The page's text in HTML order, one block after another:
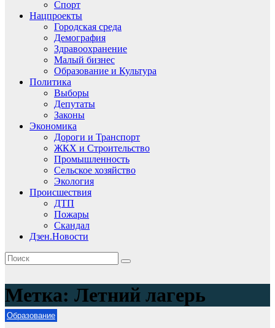
Спорт
Нацпроекты
Городская среда
Демография
Здравоохранение
Малый бизнес
Образование и Культура
Политика
Выборы
Депутаты
Законы
Экономика
Дороги и Транспорт
ЖКХ и Строительство
Промышленность
Сельское хозяйство
Экология
Происшествия
ДТП
Пожары
Скандал
Дзен.Новости
Метка: Летний лагерь
Образование